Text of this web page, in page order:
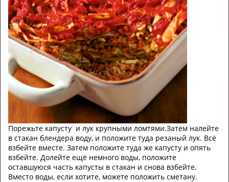
Порежьте капусту и лук крупными ломтями.Затем налейте
в стакан блендера воду, и положите туда резаный лук. Всё
взбейте вместе. Затем положите туда же капусту и опять
взбейте. Долейте ещё немного воды, положите
оставшуюся часть капусты в стакан и снова взбейте.
Вместо воды, если хотите, можете положить сметану.